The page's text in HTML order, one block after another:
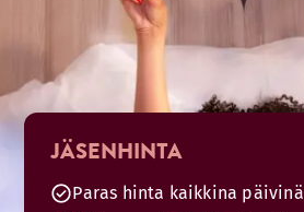
JÄSENHINTA
Paras hinta kaikkina päivinä